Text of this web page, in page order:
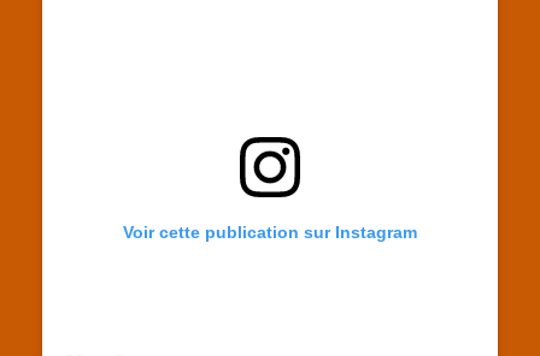
Voir cette publication sur Instagram